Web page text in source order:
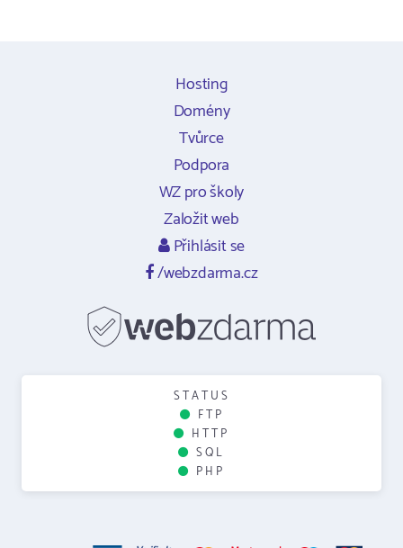
Hosting
Domény
Tvůrce
Podpora
WZ pro školy
Založit web
Přihlásit se
/webzdarma.cz
STATUS
FTP
HTTP
SQL
PHP